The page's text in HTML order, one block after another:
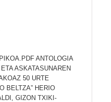
ANTOLOGIA
ASKATASUNAREN
50 URTE
BELTZA” HERIO
GIZON TXIKI-